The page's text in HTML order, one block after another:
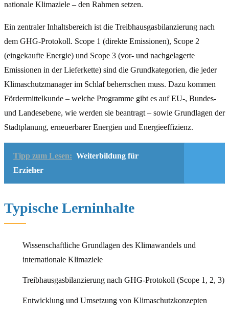
nationale Klimaziele – den Rahmen setzen.
Ein zentraler Inhaltsbereich ist die Treibhausgasbilanzierung nach
dem GHG-Protokoll. Scope 1 (direkte Emissionen), Scope 2
(eingekaufte Energie) und Scope 3 (vor- und nachgelagerte
Emissionen in der Lieferkette) sind die Grundkategorien, die jeder
Klimaschutzmanager im Schlaf beherrschen muss. Dazu kommen
Fördermittelkunde – welche Programme gibt es auf EU-, Bundes-
und Landesebene, wie werden sie beantragt – sowie Grundlagen der
Stadtplanung, erneuerbarer Energien und Energieeffizienz.
Tipp zum Lesen: Weiterbildung für
Erzieher
Typische Lerninhalte
Wissenschaftliche Grundlagen des Klimawandels und
internationale Klimaziele
Treibhausgasbilanzierung nach GHG-Protokoll (Scope 1, 2, 3)
Entwicklung und Umsetzung von Klimaschutzkonzepten